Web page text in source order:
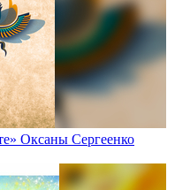
Оксаны Сергеенко